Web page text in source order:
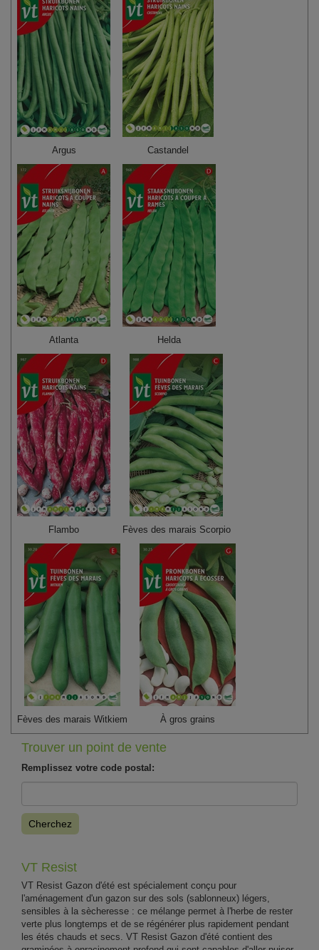
Argus Castandel
Atlanta Helda
Flambo Fèves des marais Scorpio
Fèves des marais Witkiem À gros grains
Trouver un point de vente
Remplissez votre code postal:
Cherchez
VT Resist
VT Resist Gazon d'été est spécialement conçu pour
l'aménagement d'un gazon sur des sols (sablonneux) légers,
sensibles à la sècheresse : ce mélange permet à l'herbe de rester
verte plus longtemps et de se régénérer plus rapidement pendant
les étés chauds et secs. VT Resist Gazon d'été contient des